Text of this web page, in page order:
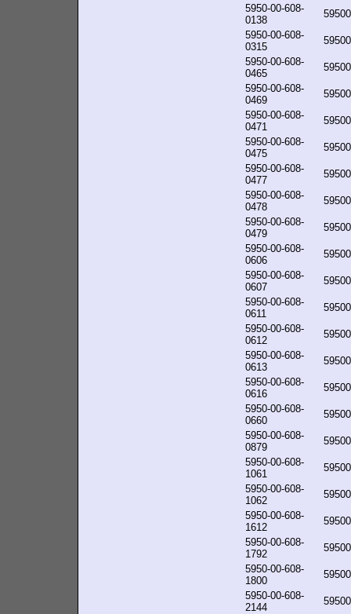
5950-00-608-
0138
5950-00-608-
0315
5950-00-608-
0465
5950-00-608-
0469
5950-00-608-
0471
5950-00-608-
0475
5950-00-608-
0477
5950-00-608-
0478
5950-00-608-
0479
5950-00-608-
0606
5950-00-608-
0607
5950-00-608-
0611
5950-00-608-
0612
5950-00-608-
0613
5950-00-608-
0616
5950-00-608-
0660
5950-00-608-
0879
5950-00-608-
1061
5950-00-608-
1062
5950-00-608-
1612
5950-00-608-
1792
5950-00-608-
1800
5950-00-608-
2144